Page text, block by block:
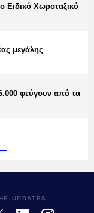
Ειδικό Χωροταξικό
μεγάλης
φεύγουν από τα
UPDATES